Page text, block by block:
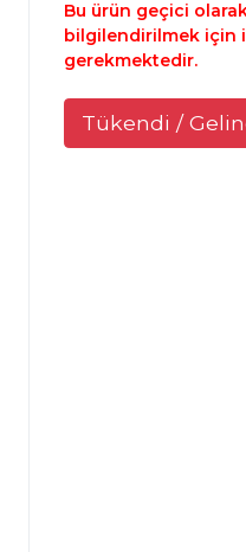
Bu ürün geçici
bilgilendirilmek için
gerekmektedir.
Tükendi /